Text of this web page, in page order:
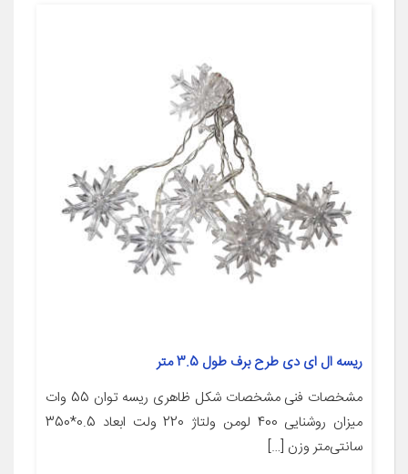
ریسه ال ای دی طرح برف طول 3.5 متر
مشخصات فنی مشخصات شکل ظاهری ریسه توان 55 وات
میزان روشنایی 400 لومن ولتاژ 220 ولت ابعاد 0.5*350
سانتی‌متر وزن […]